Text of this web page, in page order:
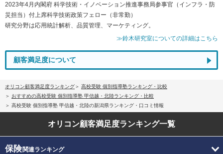
2023年4月内閣府 科学技術・イノベーション推進事務局参事官（インフラ・防
災担当）付上席科学技術政策フェロー（非常勤）
研究分野は応用統計解析、品質管理、マーケティング。
≫鈴木研究室についての詳細はこちら
顧客満足度について
オリコン顧客満足度ランキング
高校受験 個別指導塾ランキング・比較
おすすめの高校受験 個別指導塾 甲信越・北陸ランキング・比較
高校受験 個別指導塾 甲信越・北陸の新潟県ランキング・口コミ情報
オリコン顧客満足度ランキング一覧
保険関連ランキング